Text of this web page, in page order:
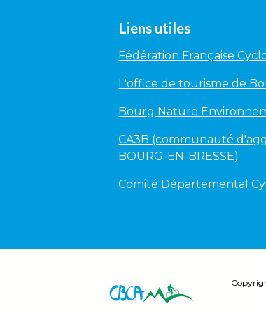
Liens utiles
Fédération Française
L'office de tourisme de
Bourg Nature
CA3B (communauté
BOURG-EN-BRESSE)
Comité Départemental